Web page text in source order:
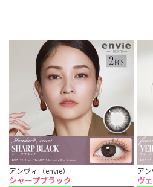
アンヴィ（envie）
シャープブラック
アン
ヴ